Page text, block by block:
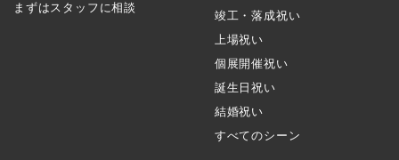
まずはスタッフに相談
竣工・落成祝い
上場祝い
個展開催祝い
誕生日祝い
結婚祝い
すべてのシーン